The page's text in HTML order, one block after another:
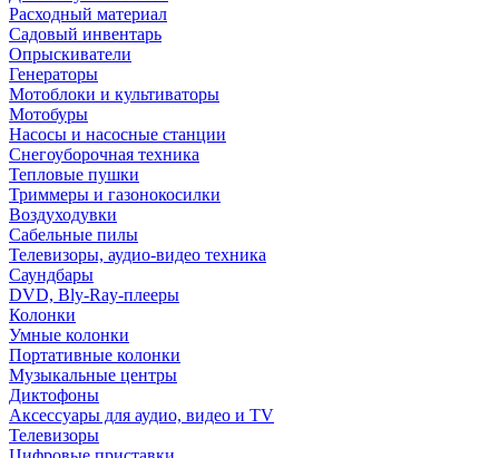
Расходный материал
Садовый инвентарь
Опрыскиватели
Генераторы
Мотоблоки и культиваторы
Мотобуры
Насосы и насосные станции
Снегоуборочная техника
Тепловые пушки
Триммеры и газонокосилки
Воздуходувки
Сабельные пилы
Телевизоры, аудио-видео техника
Саундбары
DVD, Bly-Ray-плееры
Колонки
Умные колонки
Портативные колонки
Музыкальные центры
Диктофоны
Аксессуары для аудио, видео и TV
Телевизоры